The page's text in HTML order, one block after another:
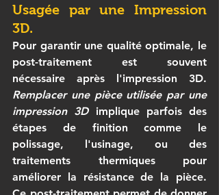
Usagée par une Impression
3D.
Pour garantir une qualité optimale, le
post-traitement est souvent
Remplacer une pièce utilisée par une
impression 3D implique parfois des
étapes de finition comme le
polissage, l'usinage, ou des
traitements thermiques pour
améliorer la résistance de la pièce.